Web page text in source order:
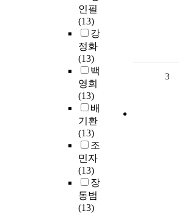
인필
(13)
강
정화
(13)
백
영희
(13)
배
기환
(13)
조
민자
(13)
장
동범
(13)
3